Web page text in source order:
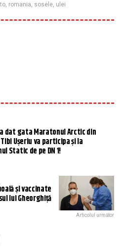
, romania, sosele, ulei
a dat gata Maratonul Arctic din
Ușeriu va participa și la
Static de pe DN 1!
și vaccinate
lui Gheorghiță
Articolul următor